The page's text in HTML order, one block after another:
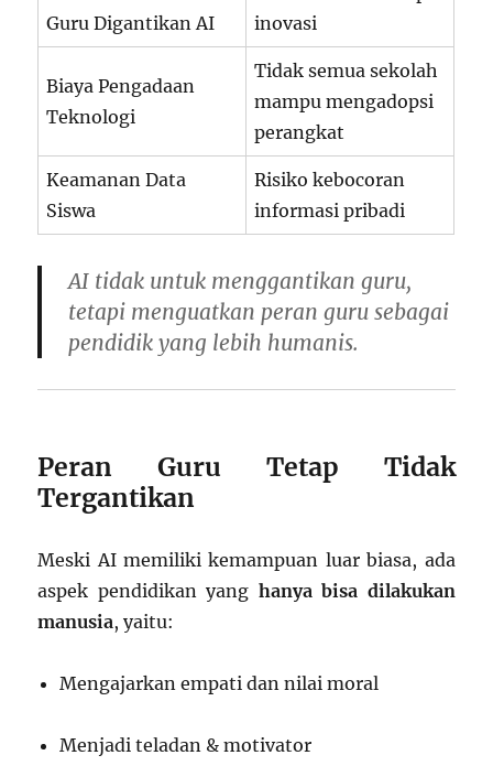
Guru Digantikan AI
inovasi
Biaya Pengadaan
Teknologi
Tidak semua sekolah
mampu mengadopsi
perangkat
Keamanan Data
Siswa
Risiko kebocoran
informasi pribadi
AI tidak untuk menggantikan guru,
tetapi menguatkan peran guru sebagai
pendidik yang lebih humanis.
Peran Guru Tetap Tidak
Tergantikan
Meski AI memiliki kemampuan luar biasa, ada
aspek pendidikan yang hanya bisa dilakukan
manusia, yaitu:
Mengajarkan empati dan nilai moral
Menjadi teladan & motivator